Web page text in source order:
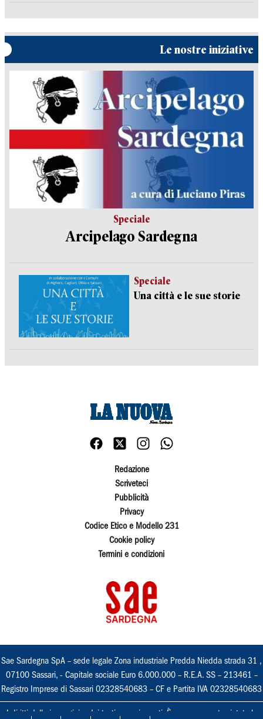
Le nostre iniziative
Speciale
Arcipelago Sardegna
Speciale
Una città e le sue storie
Redazione
Scriveteci
Pubblicità
Privacy
Codice Etico e Modello 231
Cookie policy
Termini e condizioni
Sae Sardegna SpA – sede legale Zona industriale Predda Niedda strada 31 ,
07100 Sassari, - Capitale sociale Euro 6.000.000 – R.E.A. SS – 213461 –
Registro Imprese di Sassari 02328540683 – CF e Partita IVA 02328540683
I diritti delle immagini e dei testi sono riservati. È espressamente vietata la